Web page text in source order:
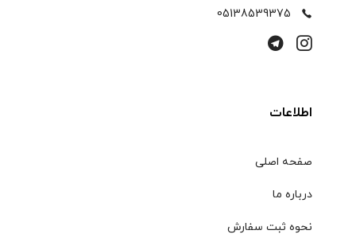
05138539375
اطلاعات
صفحه اصلی
درباره ما
نحوه ثبت سفارش